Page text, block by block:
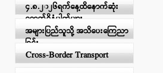
၄.၈.၂၀၂၆ရက်နေ့ထိနောက်ဆုံး
ရောက်ရှိနံပါတ်များ
အများပြည်သူသို့ အသိပေးကြေညာ
ခြင်း
Cross-Border Transport